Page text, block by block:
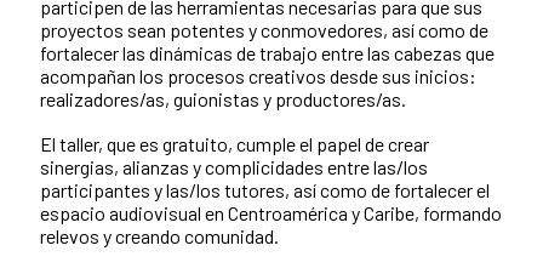
participen de las herramientas necesarias para que sus
proyectos sean potentes y conmovedores, así como de
fortalecer las dinámicas de trabajo entre las cabezas que
acompañan los procesos creativos desde sus inicios:
realizadores/as, guionistas y productores/as.
El taller, que es gratuito, cumple el papel de crear
sinergias, alianzas y complicidades entre las/los
participantes y las/los tutores, así como de fortalecer el
espacio audiovisual en Centroamérica y Caribe, formando
relevos y creando comunidad.